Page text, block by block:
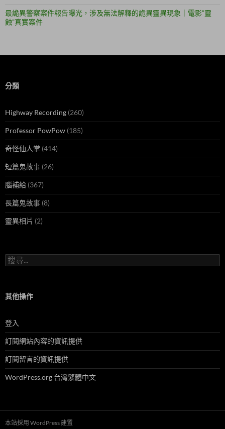
最詭異警察案件報告曝光，涉及無法解釋的詭異靈異現象｜電影”靈
蝕”真實案件
分類
Highway Recording (260)
Professor PowPow (185)
奇怪仙人掌 (414)
短篇鬼故事 (26)
腦補給 (367)
長篇鬼故事 (8)
靈異相片 (2)
搜
尋
字:
其他操作
登入
訂閱網站內容的資訊提供
訂閱留言的資訊提供
WordPress.org 台灣繁體中文
本站採用 WordPress 建置